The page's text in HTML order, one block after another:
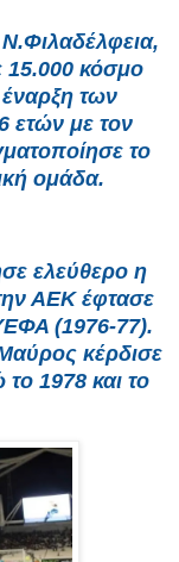
κόσμο
των
ετών με τον
το
ομάδα.
ελεύθερο η
ΑΕΚ έφτασε
(1976-77).
κέρδισε
1978 και το